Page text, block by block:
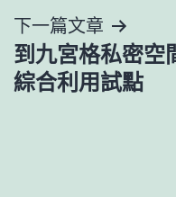
覽
下一篇文章
到九宮格私密空
綜合利用試點